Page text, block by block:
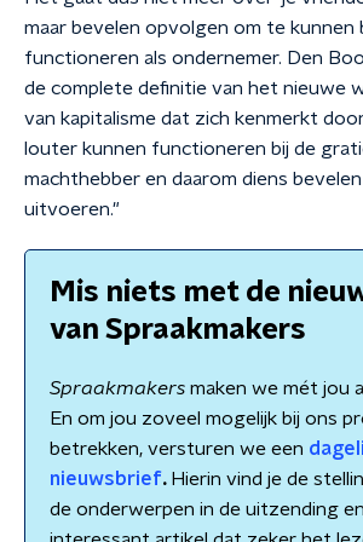
maar bevelen opvolgen om te kunnen
functioneren als ondernemer. Den
de complete definitie van het nieuwe
van kapitalisme dat zich kenmerkt
louter kunnen functioneren bij de
machthebber en daarom diens
uitvoeren."
Mis niets met de
van Spraakmakers
Spraakmakers maken we mét jou
En om jou zoveel mogelijk bij ons
betrekken, versturen we een
nieuwsbrief.Hierin vind je de
de onderwerpen in de uitzending